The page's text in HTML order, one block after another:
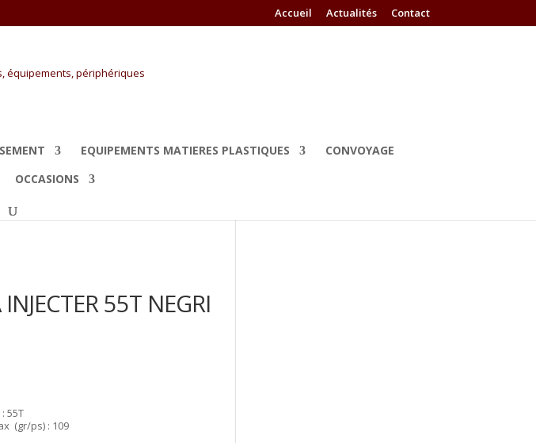
Accueil Actualités Contact
EQUIPEMENTS MATIERES PLASTIQUES
CONVOYAGE
OCCASIONS
INJECTER 55T NEGRI
55T
(gr/ps) : 109